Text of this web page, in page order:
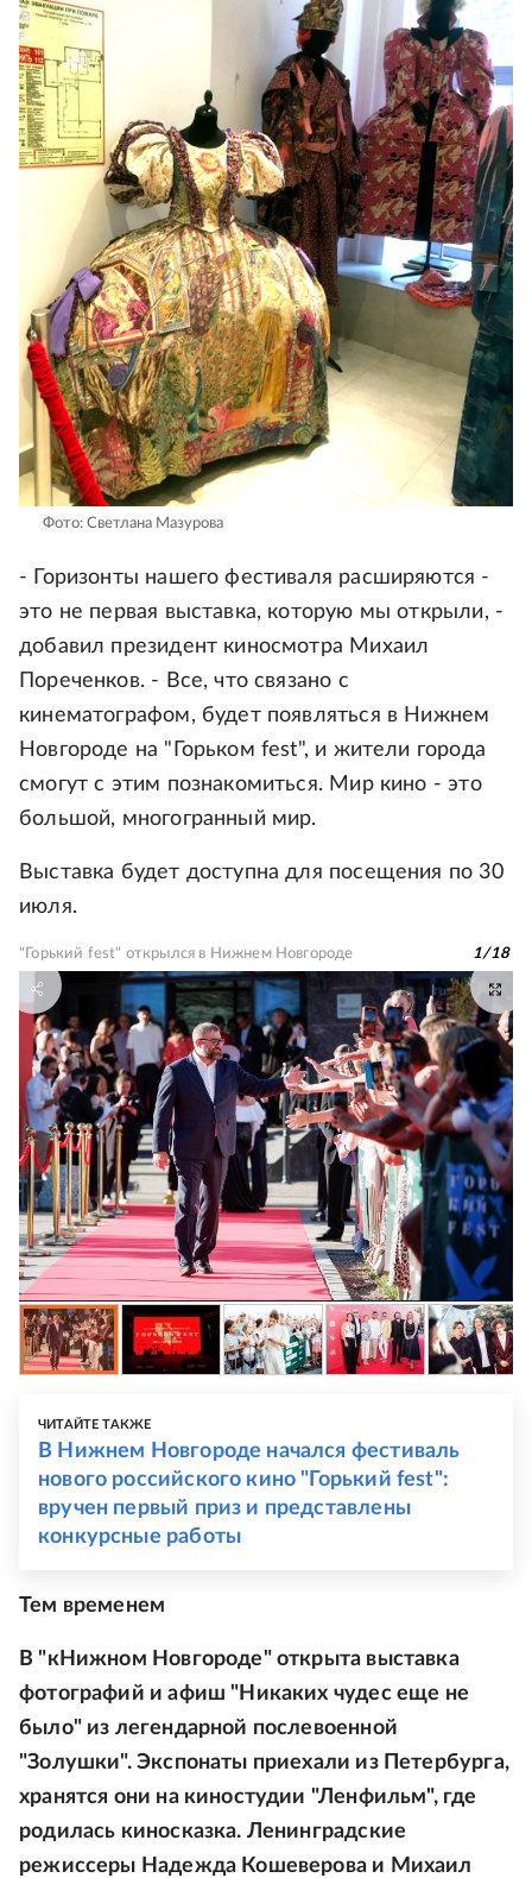
Фото: Светлана Мазурова
- Горизонты нашего фестиваля расширяются -
это не первая выставка, которую мы открыли, -
добавил президент киносмотра Михаил
Пореченков. - Все, что связано с
кинематографом, будет появляться в Нижнем
Новгороде на "Горьком fest", и жители города
смогут с этим познакомиться. Мир кино - это
большой, многогранный мир.
Выставка будет доступна для посещения по 30
июля.
"Горький fest" открылся в Нижнем Новгороде 1/18
ЧИТАЙТЕ ТАКЖЕ
В Нижнем Новгороде начался фестиваль
нового российского кино "Горький fest":
вручен первый приз и представлены
конкурсные работы
Тем временем
В "кНижном Новгороде" открыта выставка
фотографий и афиш "Никаких чудес еще не
было" из легендарной послевоенной
"Золушки". Экспонаты приехали из Петербурга,
хранятся они на киностудии "Ленфильм", где
родилась киносказка. Ленинградские
режиссеры Надежда Кошеверова и Михаил